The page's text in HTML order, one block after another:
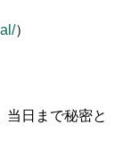
）
当日まで秘密と